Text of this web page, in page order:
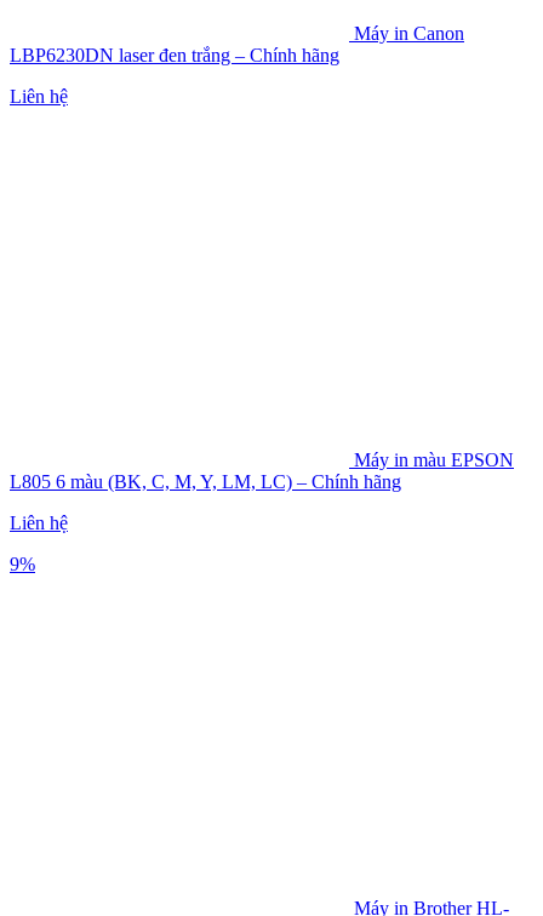
Máy in Canon
LBP6230DN laser đen trắng – Chính hãng
Liên hệ
Máy in màu EPSON
L805 6 màu (BK, C, M, Y, LM, LC) – Chính hãng
Liên hệ
9%
Máy in Brother HL-